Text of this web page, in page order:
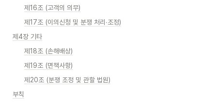
제16조 (고객의 의무)
제17조 (이의신청 및 분쟁 처리∙조정)
제4장 기타
제18조 (손해배상)
제19조 (면책사항)
제20조 (분쟁 조정 및 관할 법원)
부칙